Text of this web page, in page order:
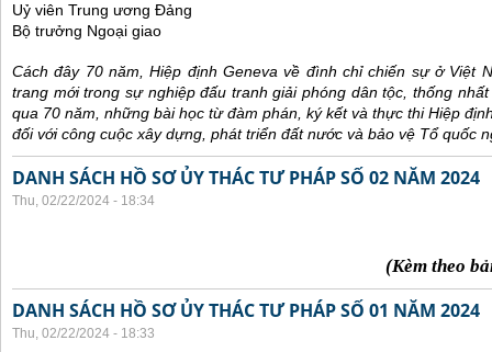
Uỷ viên Trung ương Đảng
Bộ trưởng Ngoại giao
Cách đây 70 năm, Hiệp định Geneva về đình chỉ chiến sự ở Việt
trang mới trong sự nghiệp đấu tranh giải phóng dân tộc, thống
qua 70 năm, những bài học từ đàm phán, ký kết và thực thi Hiệp
đối với công cuộc xây dựng, phát triển đất nước và bảo vệ Tổ quốc
DANH SÁCH HỒ SƠ ỦY THÁC TƯ PHÁP SỐ 02 NĂM 2024
Thu, 02/22/2024 - 18:34
(Kèm theo
DANH SÁCH HỒ SƠ ỦY THÁC TƯ PHÁP SỐ 01 NĂM 2024
Thu, 02/22/2024 - 18:33